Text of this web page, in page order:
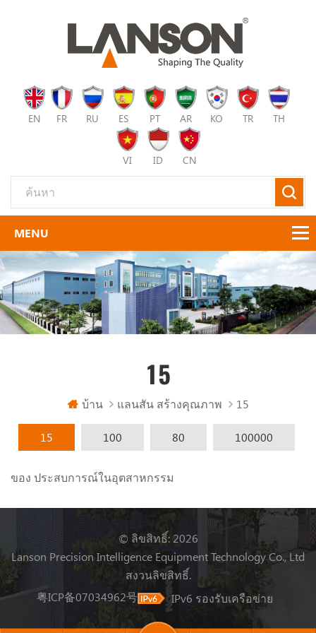
EN FR RU ES PT AR KO TR TH
VI ID CN
15
บ้าน แลนสัน สร้างคุณภาพ 15
15 100 80 100000
ของ ประสบการณ์ในอุตสาหกรรม
© ลิขสิทธิ์: 2026
Lanson Precision Intelligence Equipment Technology Co., Ltd
สงวนลิขสิทธิ์.
粤ICP备07034962号
IPv6 รองรับเครือข่าย